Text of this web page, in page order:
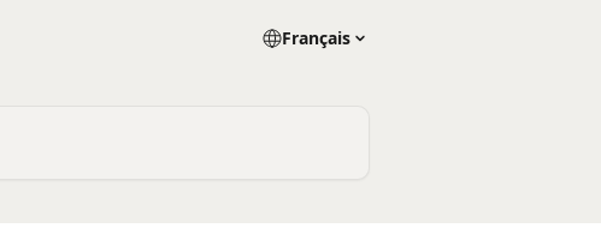
Français